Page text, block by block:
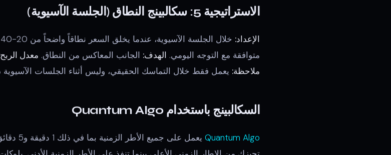
الاستراتيجية 5: سكالبينج النطاق (الجلسة الآسيوية)
الإعداد:
متوافقة مع التوجه اليومي. الهدف: الجانب المعاكس من النطاق. معدل
ملاحظة: يعمل فقط خلال التماسك الحقيقي، وليس أثناء الجلسات الآسيوية
السكالبينج باستخدام Quantum Algo
Quantum Algo
يعمل على